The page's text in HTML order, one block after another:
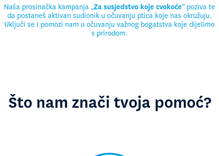
Naša prosinačka kampanja „Za susjedstvo koje cvokoće“ poziva te
da postaneš aktivan sudionik u očuvanju ptica koje nas okružuju.
Uključi se i pomozi nam u očuvanju važnog bogatstva koje dijelimo
s prirodom.
Što nam znači tvoja pomoć?